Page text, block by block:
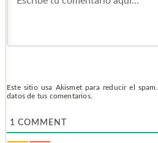
Este sitio usa Akismet para reducir el spam.
datos de tus comentarios.
1 COMMENT